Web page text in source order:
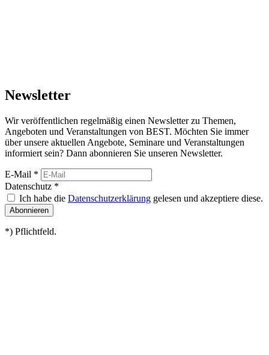
Newsletter
Wir veröffentlichen regelmäßig einen Newsletter zu Themen,
Angeboten und Veranstaltungen von BEST. Möchten Sie immer
über unsere aktuellen Angebote, Seminare und Veranstaltungen
informiert sein? Dann abonnieren Sie unseren Newsletter.
E-Mail *
Datenschutz *
Ich habe die Datenschutzerklärung gelesen und akzeptiere diese.
*) Pflichtfeld.